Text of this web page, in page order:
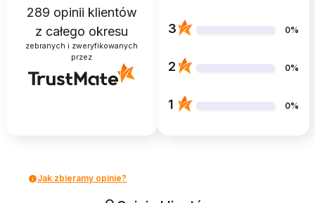
289 opinii klientów
z całego okresu
zebranych i zweryfikowanych
przez
3 0%
2 0%
1 0%
Jak zbieramy opinie?